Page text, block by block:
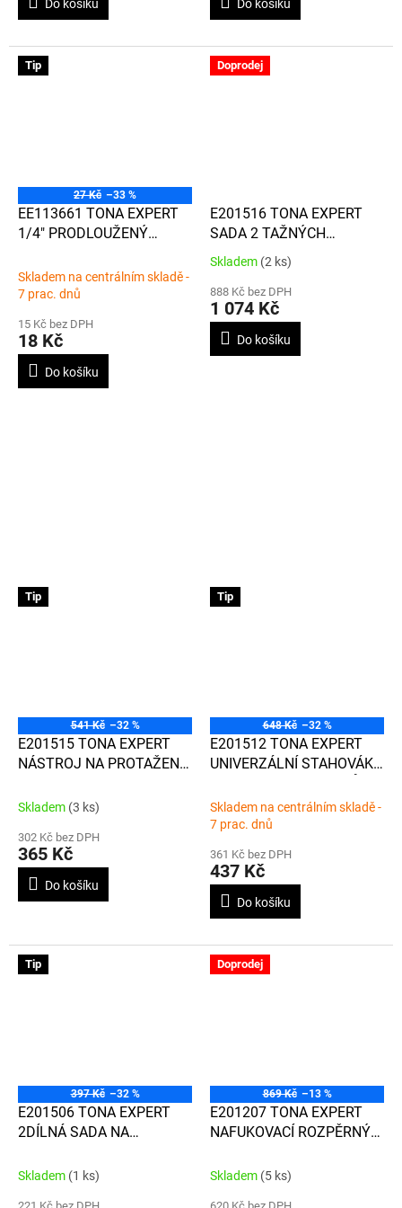
Do košíku Do košíku
Tip
27 Kč –33 %
EE113661 TONA EXPERT
1/4" PRODLOUŽENÝ
50MM, 5MM, 1KS
Skladem na centrálním skladě -
7 prac. dnů
15 Kč bez DPH
18 Kč
Do košíku
Doprodej
E201516 TONA EXPERT
SADA 2 TAŽNÝCH
RUKOJETÍ + DRÁTU
Průměrné
produktu
je
5,0
Skladem (2 ks)
888 Kč bez DPH
1 074 Kč
Do košíku
Tip
541 Kč –32 %
E201515 TONA EXPERT
NÁSTROJ NA PROTAŽENÍ
LEPIDLO
Skladem (3 ks)
302 Kč bez DPH
365 Kč
Do košíku
Tip
648 Kč –32 %
E201512 TONA EXPERT
UNIVERZÁLNÍ STAHOVÁK
Skladem na centrálním skladě -
7 prac. dnů
361 Kč bez DPH
437 Kč
Do košíku
Tip
397 Kč –32 %
E201506 TONA EXPERT
2DÍLNÁ SADA NA
SKLY AUT
Skladem (1 ks)
Doprodej
869 Kč –13 %
E201207 TONA EXPERT
NAFUKOVACÍ ROZPĚRNÝ
Skladem (5 ks)